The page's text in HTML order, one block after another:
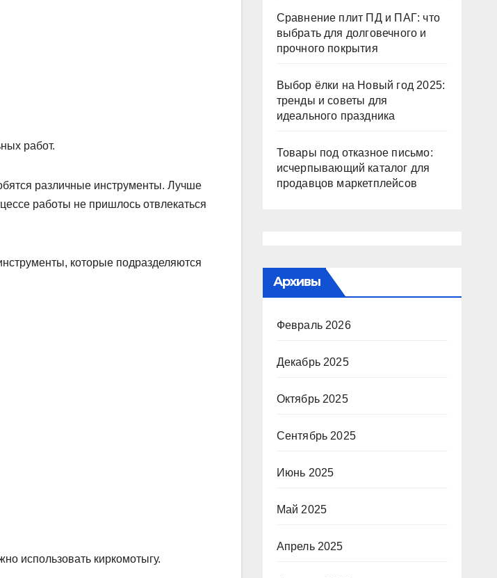
работ.
различные инструменты. Лучше
работы не пришлось отвлекаться
которые подразделяются
использовать киркомотыгу.
Сравнение плит ПД и ПАГ: что
выбрать для долговечного и
прочного покрытия
Выбор ёлки на Новый год 2025:
тренды и советы для
идеального праздника
Товары под отказное письмо:
исчерпывающий каталог для
продавцов маркетплейсов
Архивы
Февраль 2026
Декабрь 2025
Октябрь 2025
Сентябрь 2025
Июнь 2025
Май 2025
Апрель 2025